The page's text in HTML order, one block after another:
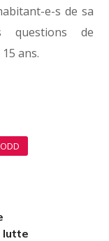
e-s de sa
questions de
ans.
ODD
lutte